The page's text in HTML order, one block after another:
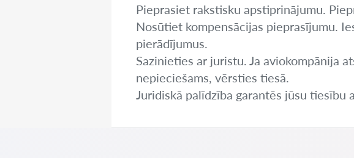
Pieprasiet rakstisku apstiprinājumu.
Nosūtiet kompensācijas pieprasījumu.
pierādījumus.
Sazinieties ar juristu. Ja aviokompānija
nepieciešams, vērsties tiesā.
Juridiskā palīdzība garantēs jūsu tiesību